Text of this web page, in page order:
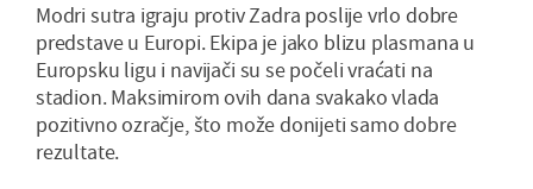
Modri sutra igraju protiv Zadra poslije vrlo dobre
predstave u Europi. Ekipa je jako blizu plasmana u
Europsku ligu i navijači su se počeli vraćati na
stadion. Maksimirom ovih dana svakako vlada
pozitivno ozračje, što može donijeti samo dobre
rezultate.